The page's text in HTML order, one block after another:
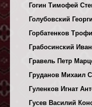
Гогин Тимофей
Голубовский
Горбатенков
Грабосинский
Гравель Петр
Груданов Михаил
Гуленков Игнат
Гусев Василий